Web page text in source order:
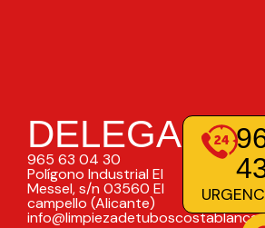
965 63 04 30
Polígono Industrial El
Messel, s/n 03560 El
campello (Alicante)